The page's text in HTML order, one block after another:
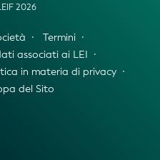
2026
Termini
associati ai LEI
in materia di privacy
del Sito